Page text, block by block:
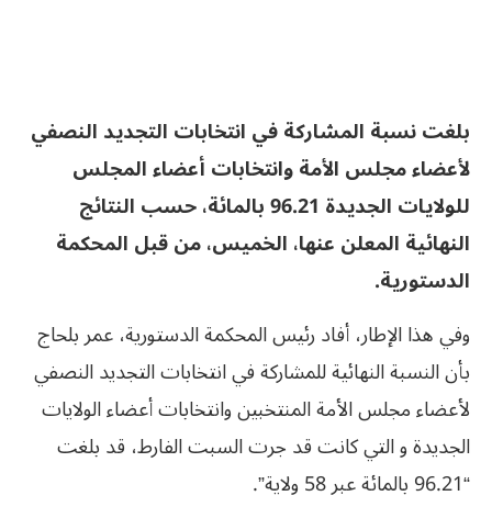
بلغت نسبة المشاركة في انتخابات التجديد النصفي
لأعضاء مجلس الأمة وانتخابات أعضاء المجلس
للولايات الجديدة 96.21 بالمائة، حسب النتائج
النهائية المعلن عنها، الخميس، من قبل المحكمة
الدستورية.
وفي هذا الإطار، أفاد رئيس المحكمة الدستورية، عمر بلحاج
بأن النسبة النهائية للمشاركة في انتخابات التجديد النصفي
لأعضاء مجلس الأمة المنتخبين وانتخابات أعضاء الولايات
الجديدة و التي كانت قد جرت السبت الفارط، قد بلغت
“96.21 بالمائة عبر 58 ولاية”.